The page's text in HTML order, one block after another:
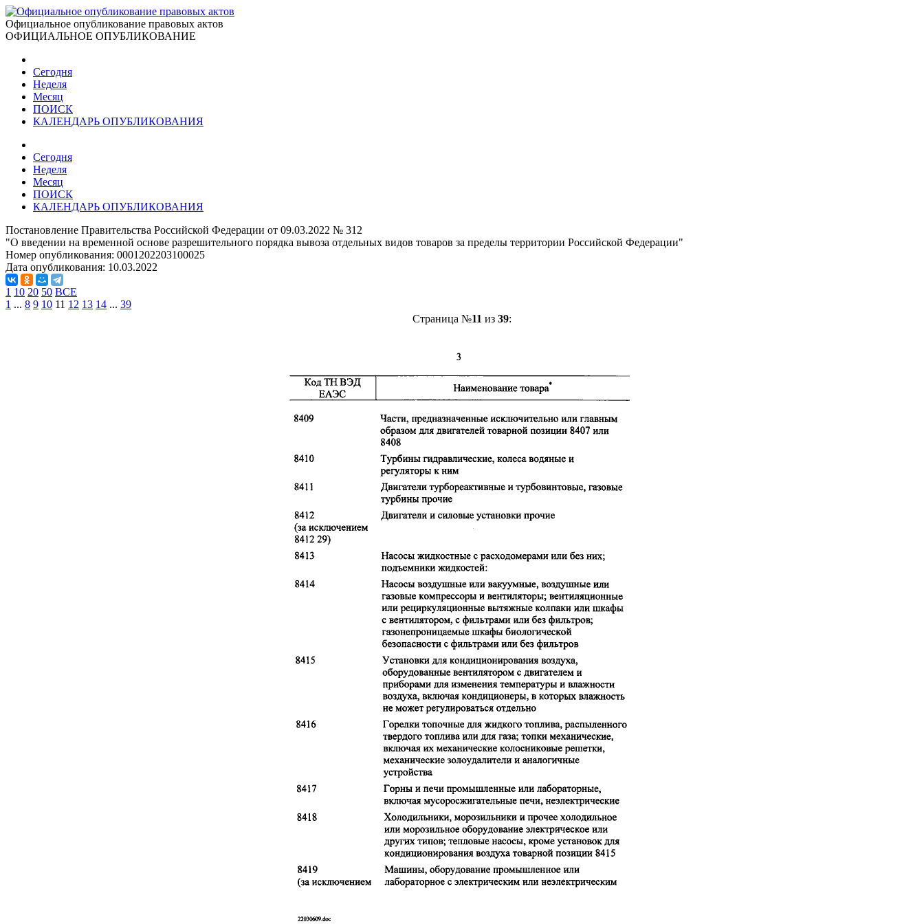
Официальное опубликование правовых актов
ОФИЦИАЛЬНОЕ ОПУБЛИКОВАНИЕ
Сегодня
Неделя
Месяц
ПОИСК
КАЛЕНДАРЬ ОПУБЛИКОВАНИЯ
Сегодня
Неделя
Месяц
ПОИСК
КАЛЕНДАРЬ ОПУБЛИКОВАНИЯ
Постановление Правительства Российской Федерации от 09.03.2022 № 312
"О введении на временной основе разрешительного порядка вывоза отдельных видов товаров за пределы территории Российской Федерации"
Номер опубликования: 0001202203100025
Дата опубликования: 10.03.2022
1 10 20 50 ВСЕ
1 ... 8 9 10 11 12 13 14 ... 39
Страница №11 из 39: